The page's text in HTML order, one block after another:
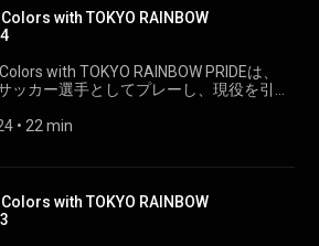
with TOKYO RAINBOW
with TOKYO RAINBOW PRIDEは、
ッカー選手としてプレーし、現役を引
践。 日本帰国後はスポーツ庁での勤務
• 22 min
with TOKYO RAINBOW